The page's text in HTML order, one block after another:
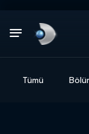
Tümü